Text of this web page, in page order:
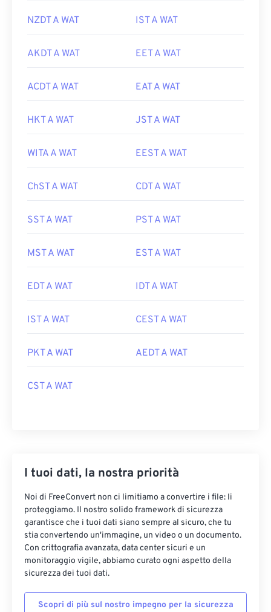
NZDT A WAT IST A WAT
AKDT A WAT EET A WAT
ACDT A WAT EAT A WAT
HKT A WAT JST A WAT
WITA A WAT EEST A WAT
ChST A WAT CDT A WAT
SST A WAT PST A WAT
MST A WAT EST A WAT
EDT A WAT IDT A WAT
IST A WAT CEST A WAT
PKT A WAT AEDT A WAT
CST A WAT
I tuoi dati, la nostra priorità
Noi di FreeConvert non ci limitiamo a convertire i file: li
proteggiamo. Il nostro solido framework di sicurezza
garantisce che i tuoi dati siano sempre al sicuro, che tu
stia convertendo un'immagine, un video o un documento.
Con crittografia avanzata, data center sicuri e un
monitoraggio vigile, abbiamo curato ogni aspetto della
sicurezza dei tuoi dati.
Scopri di più sul nostro impegno per la sicurezza